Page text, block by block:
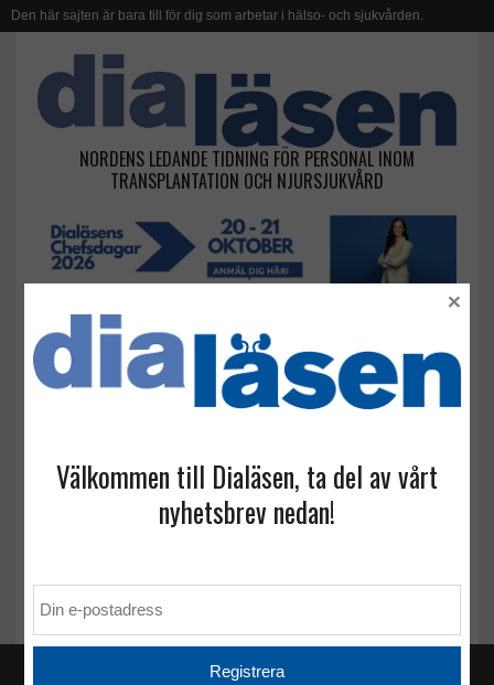
Den här sajten är bara till för dig som arbetar i hälso- och sjukvården.
NORDENS LEDANDE TIDNING FÖR PERSONAL INOM
TRANSPLANTATION OCH NJURSJUKVÅRD
njurdonator och benfraktur
Levande njurdonatorer får färre
Välkommen till Dialäsen, ta del av vårt
nyhetsbrev nedan!
×